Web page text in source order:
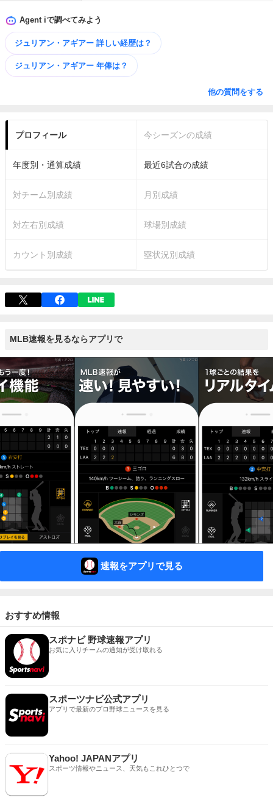
Agent iで調べてみよう
ジュリアン・アギアー 詳しい​経歴は？
ジュリアン・アギアー 年俸は？
他の質問をする
プロフィール 今シーズンの成績
年度別・通算成績 最近6試合の成績
対チーム別成績 月別成績
対左右別成績 球場別成績
カウント別成績 塁状況別成績
MLB速報を見るならアプリで
速報をアプリで見る
おすすめ情報
スポナビ 野球速報アプリ
お気に入りチームの通知が受け取れる
スポーツナビ公式アプリ
アプリで最新のプロ野球ニュースを見る
Yahoo! JAPANアプリ
スポーツ情報やニュース、天気もこれひとつで